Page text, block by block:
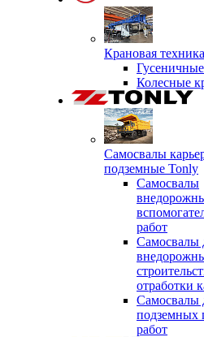
Крановая
Колесные
Самосвалы
подземные Tonly
Самосвалы
работ
Самосвалы
отработки
Самосвалы
подземных
работ